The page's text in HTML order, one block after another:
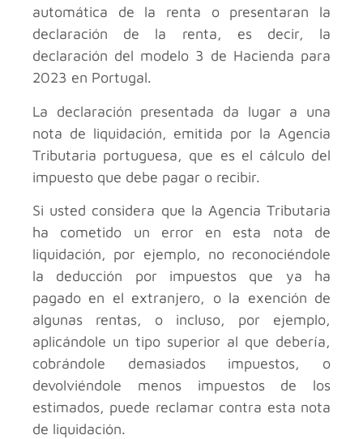
automática de la renta o presentaran la
declaración de la renta, es decir, la
declaración del modelo 3 de Hacienda para
2023 en Portugal.
La declaración presentada da lugar a una
nota de liquidación, emitida por la Agencia
Tributaria portuguesa, que es el cálculo del
impuesto que debe pagar o recibir.
Si usted considera que la Agencia Tributaria
ha cometido un error en esta nota de
liquidación, por ejemplo, no reconociéndole
la deducción por impuestos que ya ha
pagado en el extranjero, o la exención de
algunas rentas, o incluso, por ejemplo,
aplicándole un tipo superior al que debería,
cobrándole demasiados impuestos, o
devolviéndole menos impuestos de los
estimados, puede reclamar contra esta nota
de liquidación.